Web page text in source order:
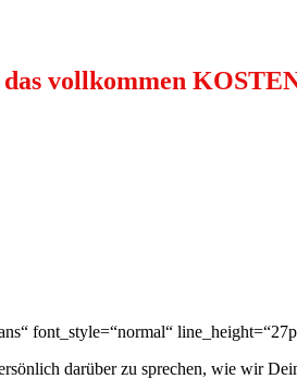
vollkommen
font_style=“normal“
darüber zu sprechen, wie wir